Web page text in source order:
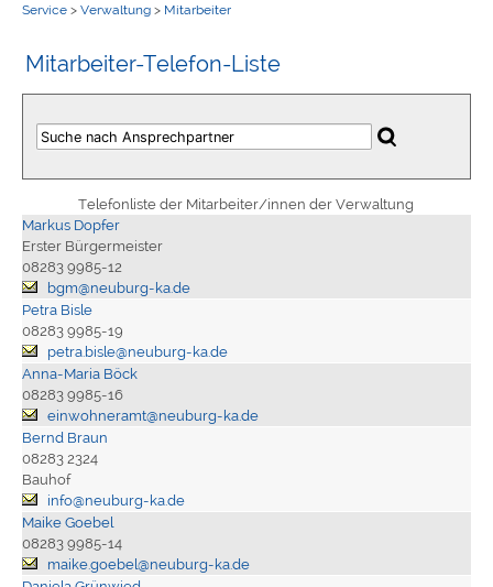
Service> Verwaltung> Mitarbeiter
Mitarbeiter-Telefon-Liste
Telefonliste der Mitarbeiter/innen der Verwaltung
Markus Dopfer
Erster Bürgermeister
08283 9985-12
bgm@neuburg-ka.de
Petra Bisle
08283 9985-19
petra.bisle@neuburg-ka.de
Anna-Maria Böck
08283 9985-16
einwohneramt@neuburg-ka.de
Bernd Braun
08283 2324
Bauhof
info@neuburg-ka.de
Maike Goebel
08283 9985-14
maike.goebel@neuburg-ka.de